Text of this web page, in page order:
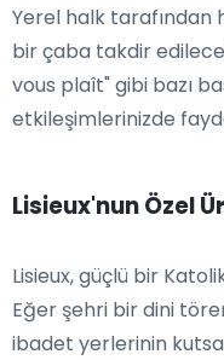
Yerel halk tarafından
bir çaba takdir
vous plaît" gibi bazı
etkileşimlerinizde
Lisieux'nun Özel
Lisieux, güçlü bir
Eğer şehri bir dini
ibadet yerlerinin